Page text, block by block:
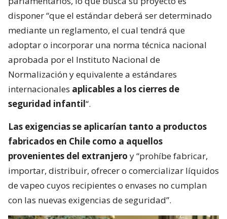
disponer “que el estándar deberá ser determinado
mediante un reglamento, el cual tendrá que
adoptar o incorporar una norma técnica nacional
aprobada por el Instituto Nacional de
Normalización y equivalente a estándares
internacionales aplicables a los cierres de
seguridad infantil“.
Las exigencias se aplicarían tanto a productos
fabricados en Chile como a aquellos
provenientes del extranjero y “prohíbe fabricar,
importar, distribuir, ofrecer o comercializar líquidos
de vapeo cuyos recipientes o envases no cumplan
con las nuevas exigencias de seguridad”.